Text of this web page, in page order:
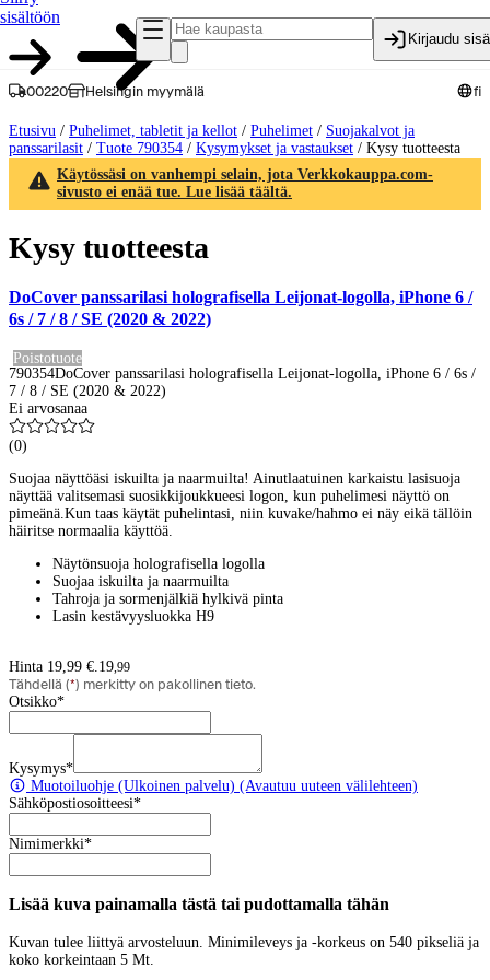
sisältöön
Kirjaudu
00220 Helsingin myymälä fi
Etusivu / Puhelimet, tabletit ja kellot / Puhelimet / Suojakalvot ja
panssarilasit / Tuote 790354 / Kysymykset ja vastaukset / Kysy tuotteesta
Käytössäsi on vanhempi selain, jota Verkkokauppa.com-
sivusto ei enää tue. Lue lisää täältä.
Kysy tuotteesta
DoCover panssarilasi holografisella Leijonat-logolla, iPhone 6 /
6s / 7 / 8 / SE (2020 & 2022)
Poistotuote
790354DoCover panssarilasi holografisella Leijonat-logolla, iPhone 6 / 6s /
7 / 8 / SE (2020 & 2022)
Ei arvosanaa
(0)
Suojaa näyttöäsi iskuilta ja naarmuilta! Ainutlaatuinen karkaistu lasisuoja
näyttää valitsemasi suosikkijoukkueesi logon, kun puhelimesi näyttö on
pimeänä.Kun taas käytät puhelintasi, niin kuvake/hahmo ei näy eikä tällöin
häiritse normaalia käyttöä.
Näytönsuoja holografisella logolla
Suojaa iskuilta ja naarmuilta
Tahroja ja sormenjälkiä hylkivä pinta
Lasin kestävyysluokka H9
Hinta 19,99 €. 19,99
Tähdellä (*) merkitty on pakollinen tieto.
Otsikko*
Kysymys*
Muotoiluohje (Ulkoinen palvelu) (Avautuu uuteen välilehteen)
Sähköpostiosoitteesi*
Nimimerkki*
Lisää kuva painamalla tästä tai pudottamalla tähän
Kuvan tulee liittyä arvosteluun. Minimileveys ja -korkeus on 540 pikseliä ja
koko korkeintaan 5 Mt.